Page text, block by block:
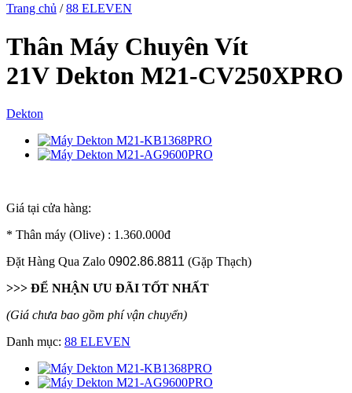
Trang chủ / 88 ELEVEN
Thân Máy Chuyên Vít
21V Dekton M21-CV250XPRO
Dekton
Giá tại cửa hàng:
* Thân máy (Olive) : 1.360.000đ
Đặt Hàng Qua Zalo 0902.86.8811 (Gặp Thạch)
>>> ĐỂ NHẬN ƯU ĐÃI TỐT NHẤT
(Giá chưa bao gồm phí vận chuyển)
Danh mục: 88 ELEVEN